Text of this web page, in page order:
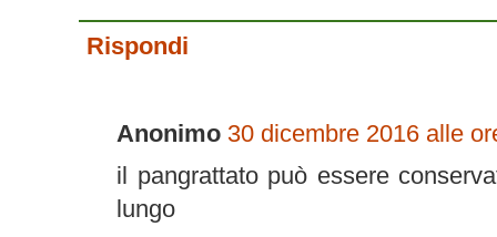
Rispondi
Anonimo 30 dicembre 2016 alle
il pangrattato può essere
lungo